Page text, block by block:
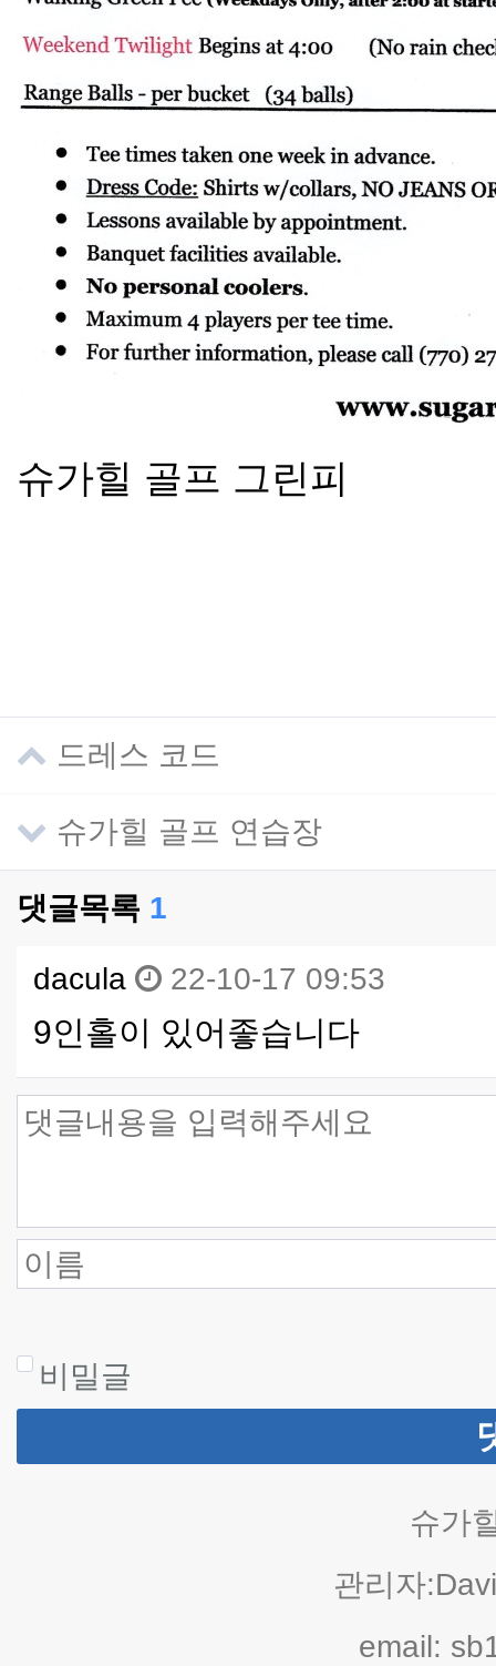
슈가힐 골프 그린피
드레스 코드
슈가힐 골프 연습장
댓글목록 1
dacula 22-10-17 09:53
9인홀이 있어좋습니다
비밀글
슈가
관리자
email: